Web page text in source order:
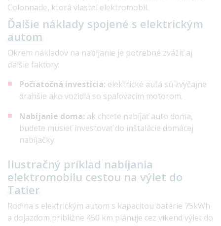
Colonnade, ktorá vlastní elektromobil.
Ďalšie náklady spojené s elektrickým
autom
Okrem nákladov na nabíjanie je potrebné zvážiť aj
ďalšie faktory:
Počiatočná investícia: elektrické autá sú zvyčajne
drahšie ako vozidlá so spaľovacím motorom.
Nabíjanie doma: ak chcete nabíjať auto doma,
budete musieť investovať do inštalácie domácej
nabíjačky.
Ilustračný príklad nabíjania
elektromobilu cestou na výlet do
Tatier
Rodina s elektrickým autom s kapacitou batérie 75kWh
a dojazdom približne 450 km plánuje cez víkend výlet do